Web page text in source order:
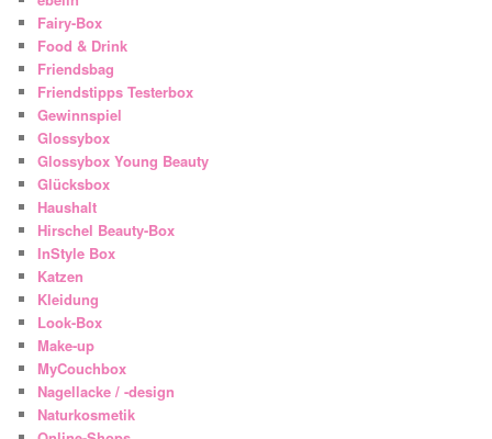
Fairy-Box
Food & Drink
Friendsbag
Friendstipps Testerbox
Gewinnspiel
Glossybox
Glossybox Young Beauty
Glücksbox
Haushalt
Hirschel Beauty-Box
InStyle Box
Katzen
Kleidung
Look-Box
Make-up
MyCouchbox
Nagellacke / -design
Naturkosmetik